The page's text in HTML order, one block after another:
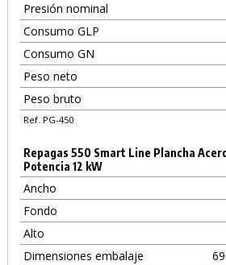
Presión nominal
Consumo GLP
Consumo GN
Peso neto
Peso bruto
Ref. PG-450
Repagas 550 Smart Line Plancha
Potencia 12 kW
Ancho
Fondo
Alto
Dimensiones embalaje